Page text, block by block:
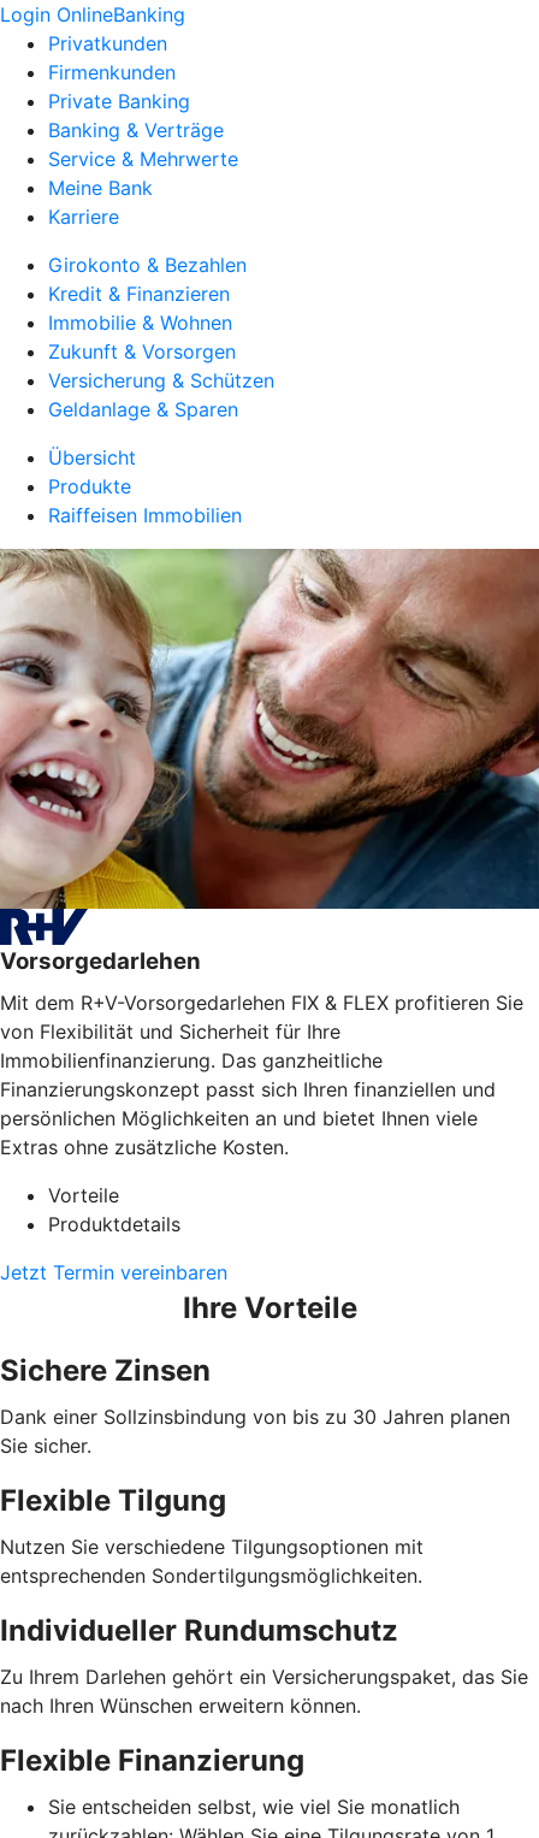
Login OnlineBanking
Privatkunden
Firmenkunden
Private Banking
Banking & Verträge
Service & Mehrwerte
Meine Bank
Karriere
Girokonto & Bezahlen
Kredit & Finanzieren
Immobilie & Wohnen
Zukunft & Vorsorgen
Versicherung & Schützen
Geldanlage & Sparen
Übersicht
Produkte
Raiffeisen Immobilien
Vorsorgedarlehen
Mit dem R+V-Vorsorgedarlehen FIX & FLEX profitieren Sie
von Flexibilität und Sicherheit für Ihre
Immobilienfinanzierung. Das ganzheitliche
Finanzierungskonzept passt sich Ihren finanziellen und
persönlichen Möglichkeiten an und bietet Ihnen viele
Extras ohne zusätzliche Kosten.
Vorteile
Produktdetails
Jetzt Termin vereinbaren
Ihre Vorteile
Sichere Zinsen
Dank einer Sollzinsbindung von bis zu 30 Jahren planen
Sie sicher.
Flexible Tilgung
Nutzen Sie verschiedene Tilgungsoptionen mit
entsprechenden Sondertilgungsmöglichkeiten.
Individueller Rundumschutz
Zu Ihrem Darlehen gehört ein Versicherungspaket, das Sie
nach Ihren Wünschen erweitern können.
Flexible Finanzierung
Sie entscheiden selbst, wie viel Sie monatlich